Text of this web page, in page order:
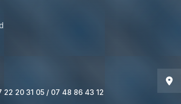
22 20 31 05 / 07 48 86 43 12